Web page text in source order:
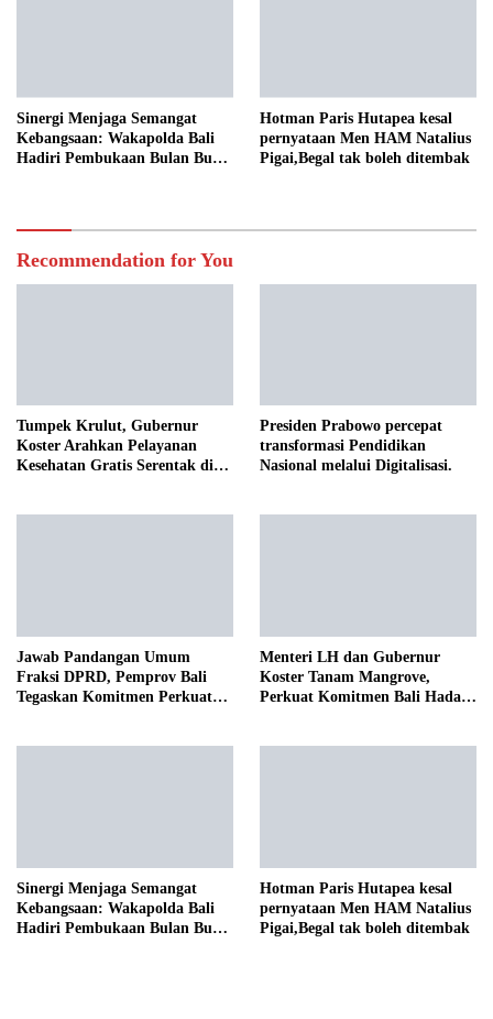
Sinergi Menjaga Semangat
Kebangsaan: Wakapolda Bali
Hadiri Pembukaan Bulan Bung
Hotman Paris Hutapea kesal
pernyataan Men HAM Natalius
Pigai,Begal tak boleh ditembak
Recommendation for You
Tumpek Krulut, Gubernur
Koster Arahkan Pelayanan
Kesehatan Gratis Serentak di
Presiden Prabowo percepat
transformasi Pendidikan
Nasional melalui Digitalisasi.
Jawab Pandangan Umum
Fraksi DPRD, Pemprov Bali
Tegaskan Komitmen Perkuat
Menteri LH dan Gubernur
Koster Tanam Mangrove,
Perkuat Komitmen Bali Hadapi
Sinergi Menjaga Semangat
Kebangsaan: Wakapolda Bali
Hadiri Pembukaan Bulan Bung
Hotman Paris Hutapea kesal
pernyataan Men HAM Natalius
Pigai,Begal tak boleh ditembak